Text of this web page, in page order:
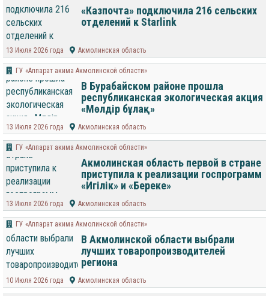
«Казпочта» подключила 216 сельских
отделений к Starlink
13 Июля 2026 года Акмолинская область
ГУ «Аппарат акима Акмолинской области»
В Бурабайском районе прошла
республиканская экологическая акция
«Мөлдір бұлақ»
13 Июля 2026 года Акмолинская область
ГУ «Аппарат акима Акмолинской области»
Акмолинская область первой в стране
приступила к реализации госпрограмм
«Игілік» и «Береке»
13 Июля 2026 года Акмолинская область
ГУ «Аппарат акима Акмолинской области»
В Акмолинской области выбрали
лучших товаропроизводителей
региона
10 Июля 2026 года Акмолинская область